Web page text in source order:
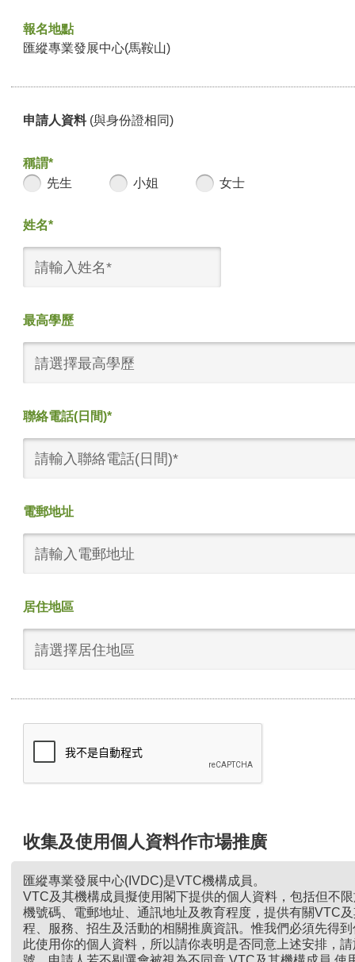
報名地點
匯縱專業發展中心(馬鞍山)
申請人資料 (與身份證相同)
稱謂*
先生
小姐 女士
姓名*
最高學歷
請選擇最高學歷
聯絡電話(日間)*
電郵地址
居住地區
請選擇居住地區
收集及使用個人資料作市場推廣
匯縱專業發展中心(IVDC)是VTC機構成員。
VTC及其機構成員擬使用閣下提供的個人資料，包括但不
機號碼、電郵地址、通訊地址及教育程度，提供有關VTC
程、服務、招生及活動的相關推廣資訊。惟我們必須先得
此使用你的個人資料，所以請你表明是否同意上述安排，